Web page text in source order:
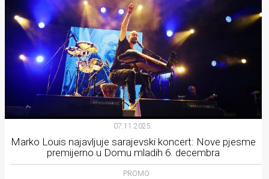
07.11.2025.
Marko Louis najavljuje sarajevski koncert: Nove pjesme
premijerno u Domu mladih 6. decembra
PROMO